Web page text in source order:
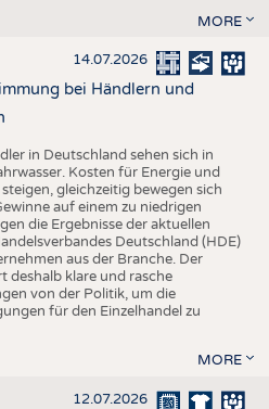
MORE
14.07.2026
bei Händlern und
in Deutschland sehen sich in
Kosten für Energie und
gleichzeitig bewegen sich
auf einem zu niedrigen
die Ergebnisse der aktuellen
Deutschland (HDE)
aus der Branche. Der
deshalb klare und rasche
von der Politik, um die
für den Einzelhandel zu
MORE
12.07.2026